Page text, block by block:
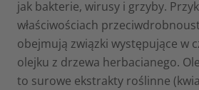
jak bakterie, wirusy i grzyby.
właściwościach
obejmują związki występujące w
olejku z drzewa herbacianego.
to surowe ekstrakty roślinne